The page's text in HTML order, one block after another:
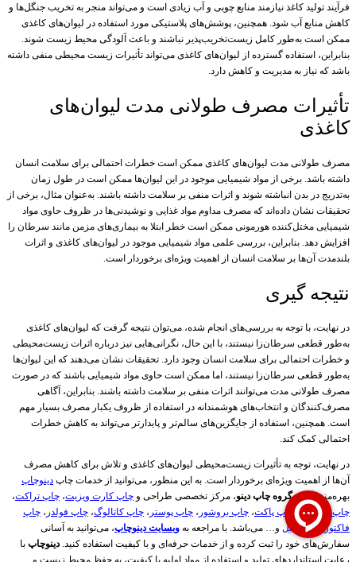
فرآیند تولید کاغذ نیازمند منابع چوبی و آب زیادی است و می‌تواند منجر به تخریب جنگل‌ها و
کاهش منابع آب شود. همچنین، پوشش‌های پلاستیکی مورد استفاده در لیوان‌های کاغذی
ممکن است به‌طور کامل زیست‌تخریب‌پذیر نباشند و باعث آلودگی محیط زیست شوند.
بنابراین، استفاده گسترده از لیوان‌های کاغذی می‌تواند تأثیرات زیست محیطی منفی داشته
باشد که نیاز به مدیریت و کاهش دارد.
تأثیرات مصرف طولانی مدت لیوان‌های
کاغذی
مصرف طولانی مدت لیوان‌های کاغذی ممکن است خطرات احتمالی برای سلامت انسان
داشته باشد. برخی از مواد شیمیایی موجود در این لیوان‌ها ممکن است در طول زمان
به‌تدریج در بدن انباشته شوند و اثرات منفی بر سلامت داشته باشند. به‌عنوان مثال، برخی از
تحقیقات نشان داده‌اند که مصرف مداوم مواد غذایی و نوشیدنی‌ها در ظروف حاوی مواد
شیمیایی مختل‌کننده هورمونی ممکن است خطر ابتلا به بیماری‌های مزمن مانند سرطان را
افزایش دهد. بنابراین، بررسی علمی مواد شیمیایی موجود در لیوان‌های کاغذی و اثرات
بلندمدت آن‌ها بر سلامت انسان از اهمیت ویژه‌ای برخوردار است.
نتیجه گیری
در نهایت، با توجه به بررسی‌های انجام شده، می‌توان نتیجه گرفت که لیوان‌های کاغذی
به‌طور قطعی سرطان‌زا نیستند، با این حال، نگرانی‌هایی نیز درباره اثرات زیست‌محیطی
و خطرات احتمالی برای سلامت انسان وجود دارد. تحقیقات نشان می‌دهند که این لیوان‌ها
به‌طور قطعی سرطان‌زا نیستند، اما ممکن است حاوی مواد شیمیایی باشند که در صورت
مصرف طولانی مدت می‌توانند اثرات منفی بر سلامت داشته باشند. بنابراین، آگاهی
مصرف‌کنندگان و انتخاب‌های هوشمندانه در استفاده از ظروف یکبار مصرف بسیار مهم
است. همچنین، استفاده از جایگزین‌های سالم‌تر و پایدارتر می‌تواند به کاهش خطرات
احتمالی کمک کند.
در نهایت، توجه به تأثیرات زیست‌محیطی لیوان‌های کاغذی و تلاش برای کاهش مصرف
آن‌ها از اهمیت ویژه‌ای برخوردار است. به این منظور، می‌توانید از خدمات چاپ دینوچاپ
بهره‌مند شوید.گروه چاپ دینو، مرکز تخصصی طراحی و چاپ کارت ویزیت، چاپ تراکت،
چاپ سربرگ، چاپ پاکت، چاپ بروشور ، چاپ پوستر ، چاپ کاتالوگ، چاپ فولدر ، چاپ
فاکتور چاپ لیبل و… می‌باشد. با مراجعه به وبسایت دینوچاپ، می‌توانید به آسانی
سفارش‌های خود را ثبت کرده و از خدمات حرفه‌ای و با کیفیت استفاده کنید.دینوچاپ با